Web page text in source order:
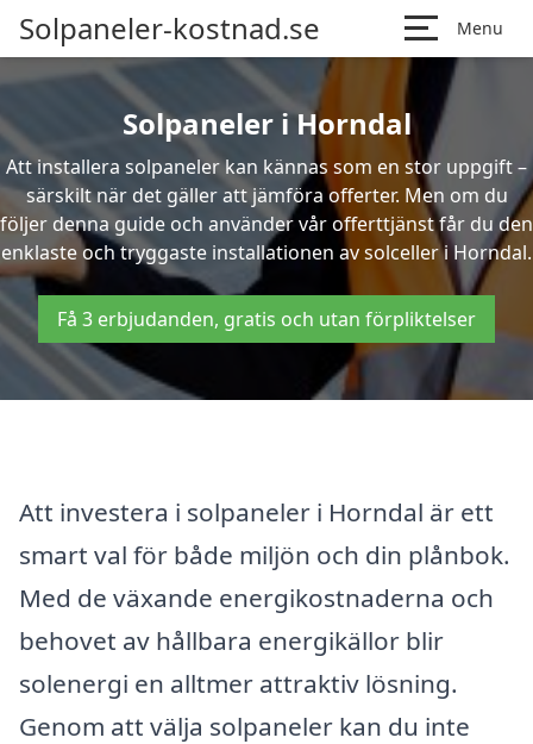
Solpaneler-kostnad.se Menu
Solpaneler i Horndal
Att installera solpaneler kan kännas som en stor uppgift –
särskilt när det gäller att jämföra offerter. Men om du
följer denna guide och använder vår offerttjänst får du den
enklaste och tryggaste installationen av solceller i Horndal.
Få 3 erbjudanden, gratis och utan förpliktelser
Att investera i solpaneler i Horndal är ett
smart val för både miljön och din plånbok.
Med de växande energikostnaderna och
behovet av hållbara energikällor blir
solenergi en alltmer attraktiv lösning.
Genom att välja solpaneler kan du inte